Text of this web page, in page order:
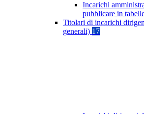
Incarichi
pubblicare in
Titolari di incarichi
generali) 17